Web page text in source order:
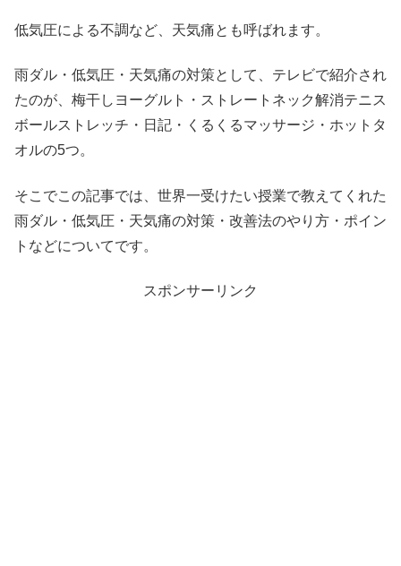
低気圧による不調など、天気痛とも呼ばれます。
雨ダル・低気圧・天気痛の対策として、テレビで紹介され
たのが、梅干しヨーグルト・ストレートネック解消テニス
ボールストレッチ・日記・くるくるマッサージ・ホットタ
オルの5つ。
そこでこの記事では、世界一受けたい授業で教えてくれた
雨ダル・低気圧・天気痛の対策・改善法のやり方・ポイン
トなどについてです。
スポンサーリンク